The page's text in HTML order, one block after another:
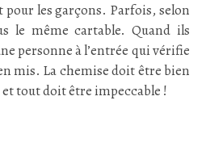
les garçons. Parfois, selon
le même cartable. Quand ils
personne à l’entrée qui vérifie
mis. La chemise doit être bien
tout doit être impeccable !